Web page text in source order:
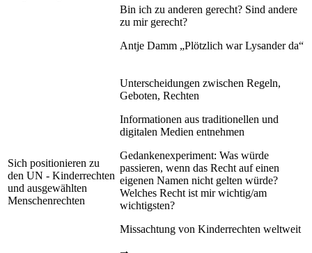
Bin ich zu anderen gerecht? Sind andere
zu mir gerecht?
Antje Damm „Plötzlich war Lysander da“
Sich positionieren zu
den UN - Kinderrechten
und ausgewählten
Menschenrechten
Unterscheidungen zwischen Regeln,
Geboten, Rechten
Informationen aus traditionellen und
digitalen Medien entnehmen
Gedankenexperiment: Was würde
passieren, wenn das Recht auf einen
eigenen Namen nicht gelten würde?
Welches Recht ist mir wichtig/am
wichtigsten?
Missachtung von Kinderrechten weltweit